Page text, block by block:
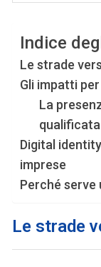
Indice
Le strade
Gli impatti
La
qualificata
Digital
imprese
Perché serve
Le strade